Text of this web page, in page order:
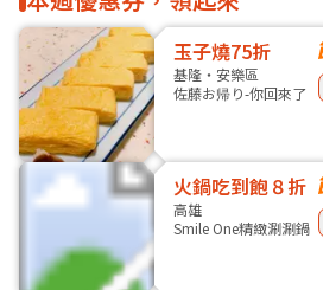
玉子燒75折
基隆・安樂區
佐藤お帰り-你回來了
火鍋吃到飽８折
高雄
Smile One精緻涮涮鍋